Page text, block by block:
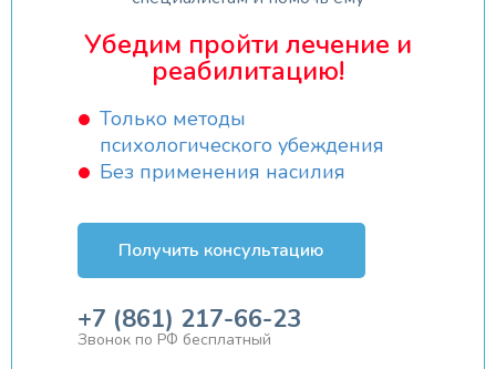
Убедим пройти лечение и
реабилитацию!
Только методы
психологического убеждения
Без применения насилия
Получить консультацию
+7 (861) 217-66-23
Звонок по РФ бесплатный